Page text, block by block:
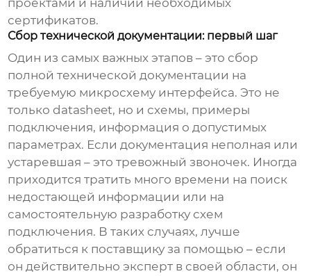
проектами и наличии необходимых
сертификатов.
Сбор технической документации: первый шаг
Один из самых важных этапов – это сбор
полной технической документации на
требуемую микросхему интерфейса. Это не
только datasheet, но и схемы, примеры
подключения, информация о допустимых
параметрах. Если документация неполная или
устаревшая – это тревожный звоночек. Иногда
приходится тратить много времени на поиск
недостающей информации или на
самостоятельную разработку схем
подключения. В таких случаях, лучше
обратиться к поставщику за помощью – если
он действительно эксперт в своей области, он